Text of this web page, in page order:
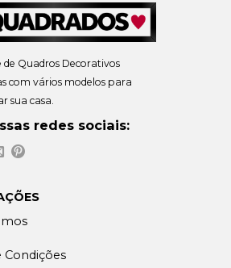
de Quadros Decorativos
com vários modelos para
sua casa.
redes sociais:
Condições